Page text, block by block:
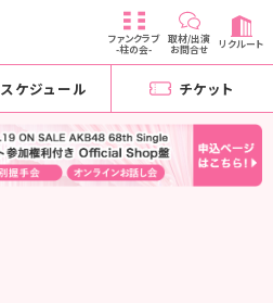
ファンクラブ
-柱の会-
取材/出演
お問合せ リクルート
スケジュール チケット